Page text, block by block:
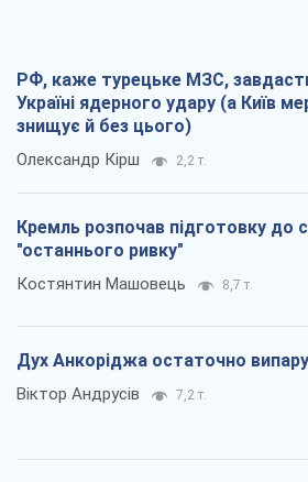
РФ, каже турецьке МЗС,
Україні ядерного удару (а Київ
знищує й без цього)
Олександр Кірш 2,2 т.
Кремль розпочав підготовку до
"останнього ривку"
Костянтин Машовець 8,7 т.
Дух Анкоріджа остаточно
Віктор Андрусів 7,2 т.